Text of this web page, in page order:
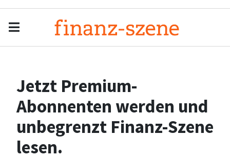
Jetzt Premium-
Abonnenten werden und
unbegrenzt Finanz-Szene
lesen.